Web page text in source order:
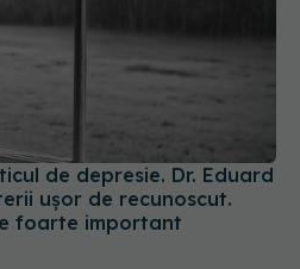
de depresie. Dr. Eduard
ușor de recunoscut.
foarte important